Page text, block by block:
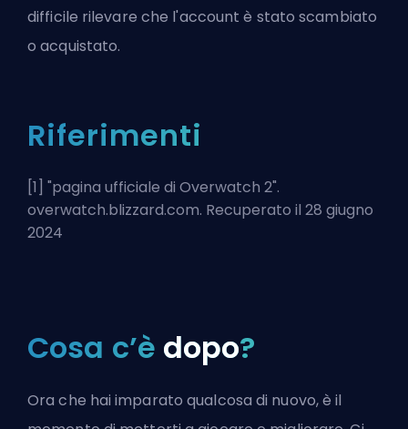
difficile rilevare che l'account è stato scambiato
o acquistato.
Riferimenti
[1] "pagina ufficiale di Overwatch 2".
overwatch.blizzard.com. Recuperato il 28 giugno
2024
Cosa c’è dopo?
Ora che hai imparato qualcosa di nuovo, è il